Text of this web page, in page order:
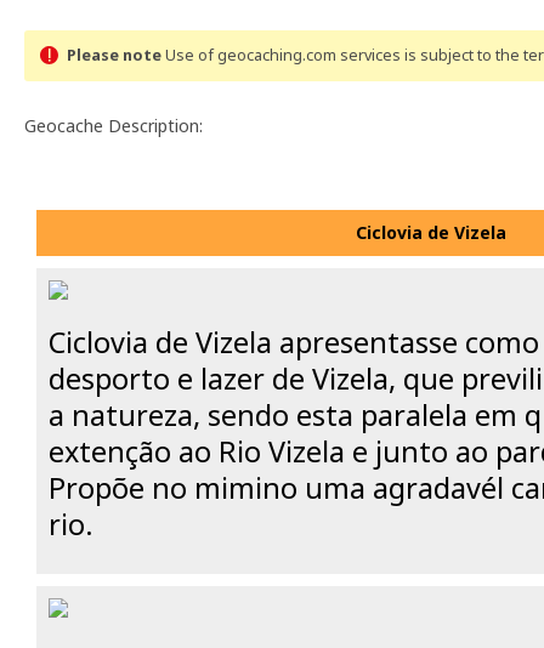
Please noteUse of geocaching.com services is subject to the
Geocache Description:
Ciclovia de Vizela
Ciclovia de Vizela apresentasse
desporto e lazer de Vizela, que
a natureza, sendo esta paralela em
extenção ao Rio Vizela e junto ao
Propõe no mimino uma agradavél
rio.